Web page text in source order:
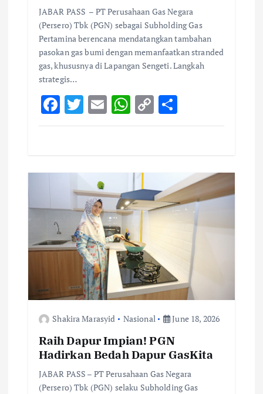
JABAR PASS – PT Perusahaan Gas Negara
(Persero) Tbk (PGN) sebagai Subholding Gas
Pertamina berencana mendatangkan tambahan
pasokan gas bumi dengan memanfaatkan stranded
gas, khususnya di Lapangan Sengeti. Langkah
strategis…
F
ac
o
k
T
w
r
E
m
W
h
A
p
p
C
o
Li
n
k
S
h
Shakira Marasyid Nasional June 18, 2026
Raih Dapur Impian! PGN
Hadirkan Bedah Dapur GasKita
JABAR PASS – PT Perusahaan Gas Negara
(Persero) Tbk (PGN) selaku Subholding Gas